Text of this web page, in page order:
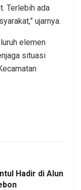
Terlebih ada
ujarnya.
elemen
situasi
Hadir di Alun